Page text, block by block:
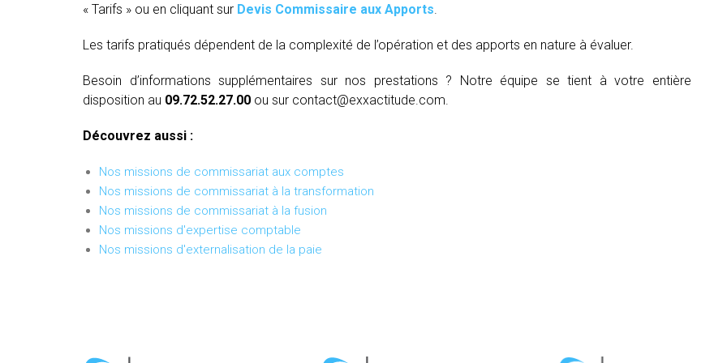
« Tarifs » ou en cliquant sur Devis Commissaire aux Apports.
Les tarifs pratiqués dépendent de la complexité de l’opération et des apports en nature à évaluer.
Besoin d’informations supplémentaires sur nos prestations ? Notre équipe se tient à votre entière
disposition au 09.72.52.27.00 ou sur contact@exxactitude.com.
Découvrez aussi :
Nos missions de commissariat aux comptes
Nos missions de commissariat à la transformation
Nos missions de commissariat à la fusion
Nos missions d'expertise comptable
Nos missions d'externalisation de la paie